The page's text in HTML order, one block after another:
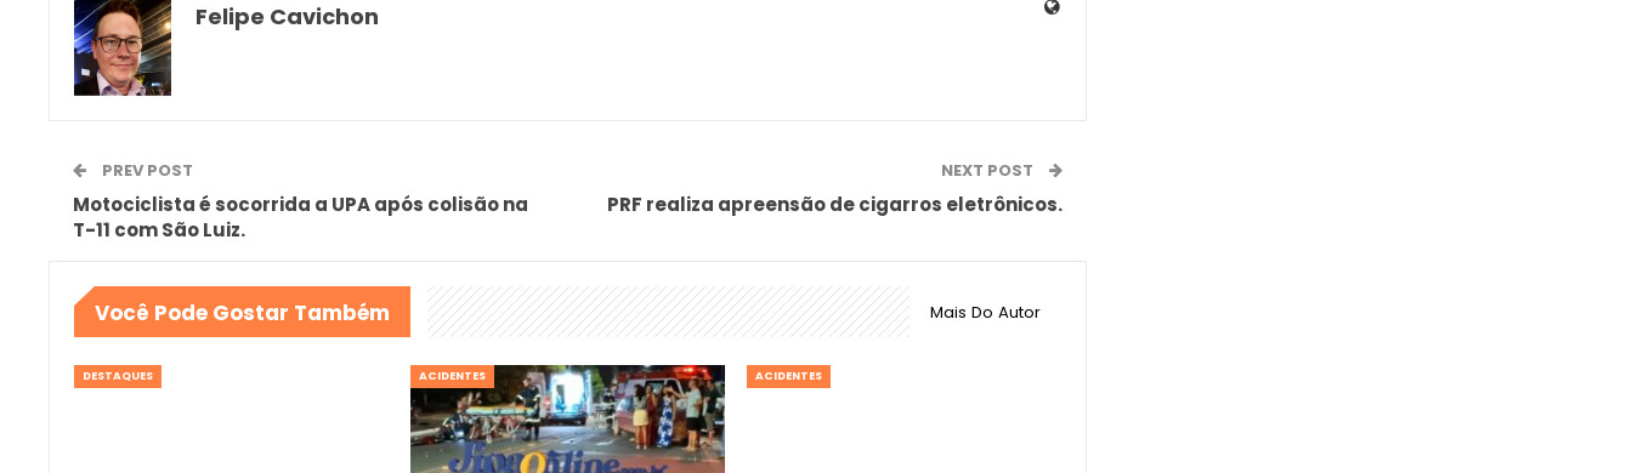
Felipe Cavichon
PREV POST
Motociclista é socorrida a UPA após colisão na
T-11 com São Luiz.
NEXT POST
PRF realiza apreensão de cigarros eletrônicos.
Você Pode Gostar Também Mais Do Autor
DESTAQUES ACIDENTES ACIDENTES